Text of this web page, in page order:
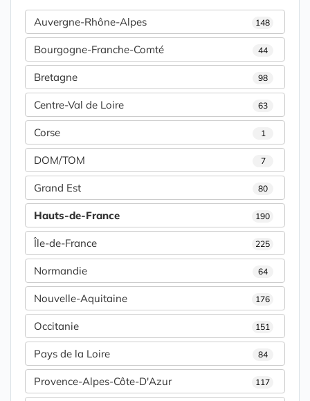
Auvergne-Rhône-Alpes 148
Bourgogne-Franche-Comté 44
Bretagne 98
Centre-Val de Loire 63
Corse 1
DOM/TOM 7
Grand Est 80
Hauts-de-France 190
Île-de-France 225
Normandie 64
Nouvelle-Aquitaine 176
Occitanie 151
Pays de la Loire 84
Provence-Alpes-Côte-D'Azur 117